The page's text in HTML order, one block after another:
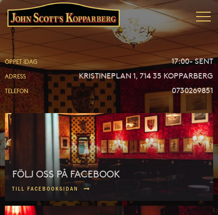
ÖPPET IDAG 17:00- SENT
ADRESS KRISTINEPLAN 1, 714 35 KOPPARBERG
TELEFON 0730269851
FÖLJ OSS PÅ FACEBOOK
TILL FACEBOOKSIDAN